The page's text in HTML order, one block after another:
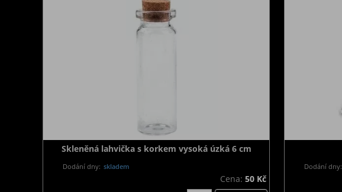
Skleněná lahvička s korkem vysoká úzká 6 cm
Dodání dny: skladem
Cena: 50 Kč
Dodání dny: